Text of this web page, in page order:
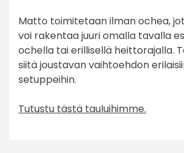
Matto toimitetaan ilman ochea,
voi rakentaa juuri omalla tavalla
ochella tai erillisellä heittorajalla.
siitä joustavan vaihtoehdon
setuppeihin.
Tutustu tästä tauluihimme.